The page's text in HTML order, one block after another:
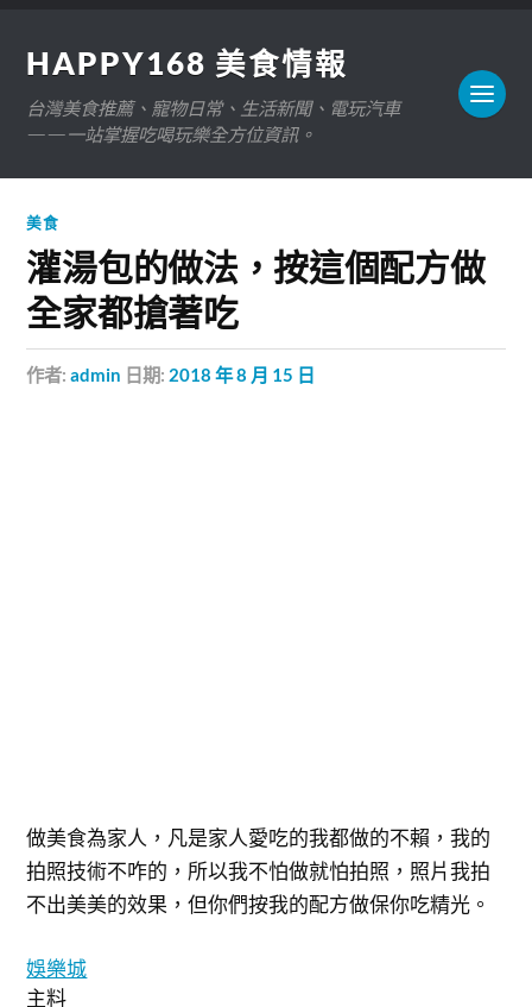
HAPPY168 美食情報
台灣美食推薦、寵物日常、生活新聞、電玩汽車
——一站掌握吃喝玩樂全方位資訊。
美食
灌湯包的做法，按這個配方做
全家都搶著吃
作者:admin 日期: 2018 年 8 月 15 日
做美食為家人，凡是家人愛吃的我都做的不賴，我的
拍照技術不咋的，所以我不怕做就怕拍照，照片我拍
不出美美的效果，但你們按我的配方做保你吃精光。
娛樂城
主料